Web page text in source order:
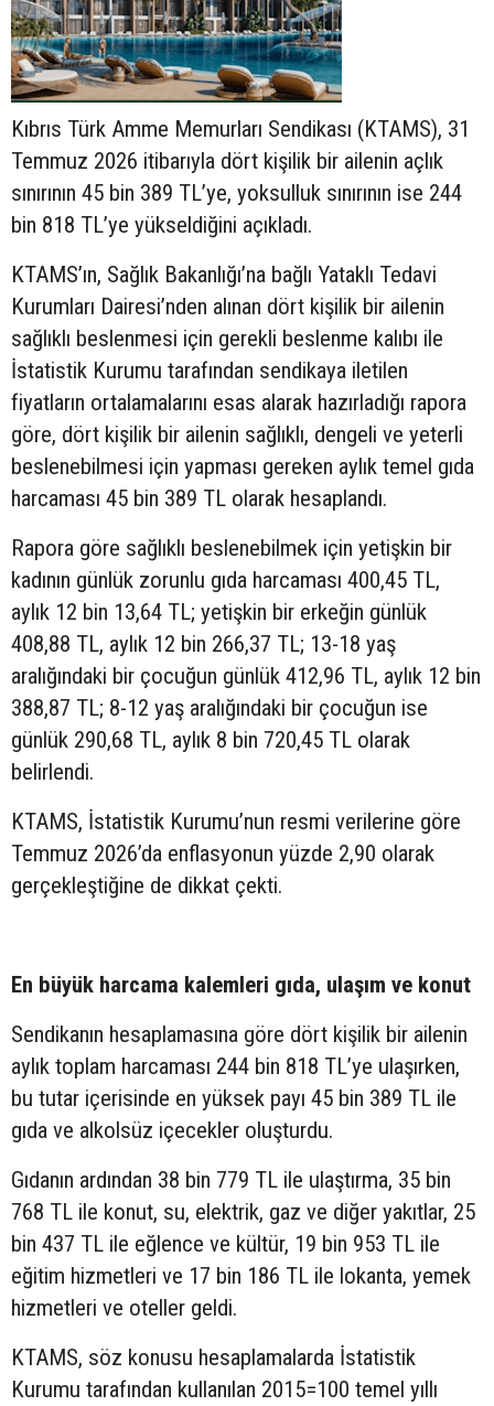
Kıbrıs Türk Amme Memurları Sendikası (KTAMS), 31
Temmuz 2026 itibarıyla dört kişilik bir ailenin açlık
sınırının 45 bin 389 TL’ye, yoksulluk sınırının ise 244
bin 818 TL’ye yükseldiğini açıkladı.
KTAMS’ın, Sağlık Bakanlığı’na bağlı Yataklı Tedavi
Kurumları Dairesi’nden alınan dört kişilik bir ailenin
sağlıklı beslenmesi için gerekli beslenme kalıbı ile
İstatistik Kurumu tarafından sendikaya iletilen
fiyatların ortalamalarını esas alarak hazırladığı rapora
göre, dört kişilik bir ailenin sağlıklı, dengeli ve yeterli
beslenebilmesi için yapması gereken aylık temel gıda
harcaması 45 bin 389 TL olarak hesaplandı.
Rapora göre sağlıklı beslenebilmek için yetişkin bir
kadının günlük zorunlu gıda harcaması 400,45 TL,
aylık 12 bin 13,64 TL; yetişkin bir erkeğin günlük
408,88 TL, aylık 12 bin 266,37 TL; 13-18 yaş
aralığındaki bir çocuğun günlük 412,96 TL, aylık 12 bin
388,87 TL; 8-12 yaş aralığındaki bir çocuğun ise
günlük 290,68 TL, aylık 8 bin 720,45 TL olarak
belirlendi.
KTAMS, İstatistik Kurumu’nun resmi verilerine göre
Temmuz 2026’da enflasyonun yüzde 2,90 olarak
gerçekleştiğine de dikkat çekti.
En büyük harcama kalemleri gıda, ulaşım ve konut
Sendikanın hesaplamasına göre dört kişilik bir ailenin
aylık toplam harcaması 244 bin 818 TL’ye ulaşırken,
bu tutar içerisinde en yüksek payı 45 bin 389 TL ile
gıda ve alkolsüz içecekler oluşturdu.
Gıdanın ardından 38 bin 779 TL ile ulaştırma, 35 bin
768 TL ile konut, su, elektrik, gaz ve diğer yakıtlar, 25
bin 437 TL ile eğlence ve kültür, 19 bin 953 TL ile
eğitim hizmetleri ve 17 bin 186 TL ile lokanta, yemek
hizmetleri ve oteller geldi.
KTAMS, söz konusu hesaplamalarda İstatistik
Kurumu tarafından kullanılan 2015=100 temel yıllı